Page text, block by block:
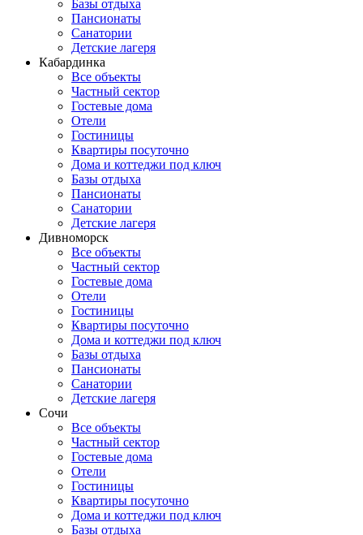
Базы отдыха
Пансионаты
Санатории
Детские лагеря
Кабардинка
Все объекты
Частный сектор
Гостевые дома
Отели
Гостиницы
Квартиры посуточно
Дома и коттеджи под ключ
Базы отдыха
Пансионаты
Санатории
Детские лагеря
Дивноморск
Все объекты
Частный сектор
Гостевые дома
Отели
Гостиницы
Квартиры посуточно
Дома и коттеджи под ключ
Базы отдыха
Пансионаты
Санатории
Детские лагеря
Сочи
Все объекты
Частный сектор
Гостевые дома
Отели
Гостиницы
Квартиры посуточно
Дома и коттеджи под ключ
Базы отдыха